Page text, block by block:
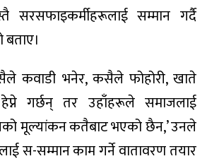
सरसफाइकर्मीहरूलाई सम्मान गर्दै
बताए।
कवाडी भनेर, कसैले फोहोरी, खाते
गर्छन् तर उहाँहरूले समाजलाई
मूल्यांकन कतैबाट भएको छैन,’ उनले
स-सम्मान काम गर्ने वातावरण तयार